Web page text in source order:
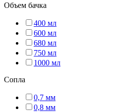
Объем бачка
400 мл
600 мл
680 мл
750 мл
1000 мл
Сопла
0,7 мм
0,8 мм